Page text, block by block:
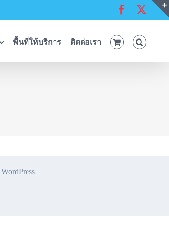
Facebook
พื้นที่ให้บริการ ติดต่อเรา
WordPress